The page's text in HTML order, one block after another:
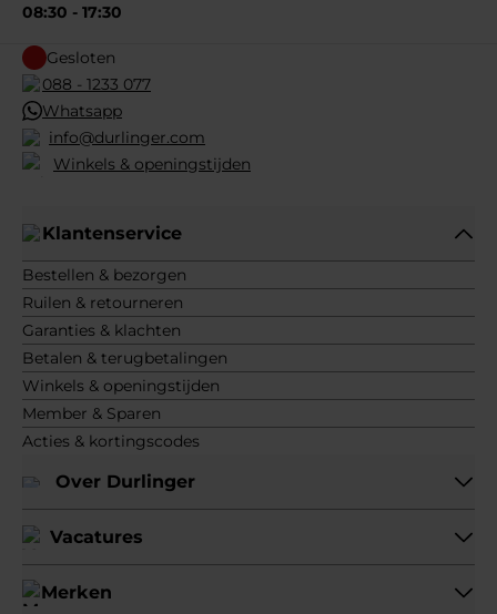
08:30 - 17:30
Gesloten
088 - 1233 077
Whatsapp
info@durlinger.com
Winkels & openingstijden
Klantenservice
Bestellen & bezorgen
Ruilen & retourneren
Garanties & klachten
Betalen & terugbetalingen
Winkels & openingstijden
Member & Sparen
Acties & kortingscodes
Over Durlinger
Vacatures
Merken